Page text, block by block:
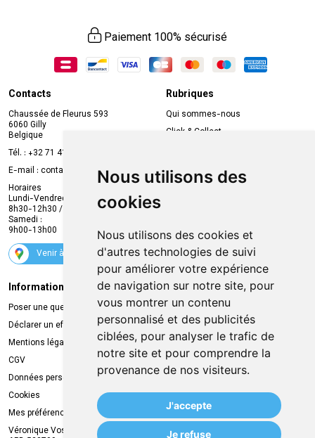
Nous utilisons des
cookies
Nous utilisons des cookies et
d'autres technologies de suivi
pour améliorer votre expérience
de navigation sur notre site, pour
vous montrer un contenu
personnalisé et des publicités
ciblées, pour analyser le trafic de
notre site et pour comprendre la
provenance de nos visiteurs.
J'accepte
Je refuse
Paiement 100% sécurisé
Contacts
Chaussée de Fleurus 593
6060 Gilly
Belgique
Tél. : +32 71 41 32 10
E-mail : contact
mvapharma.be
Horaires
Lundi-Vendredi :
8h30-12h30 / 13h30-18h30
Samedi :
9h00-13h00
Venir à la pharmacie
Rubriques
Qui sommes-nous
Click & Collect
Compte professionnel
Envoi d’ordonnance
Suivez-nous
Informations légales
Poser une question
Déclarer un effet indésirable
Mentions légales
CGV
Données personnelles
Cookies
Mes préférences Cookies
Véronique Vos
Livraison
Retrait à la pharmacie
Livraison chez vous
Livraison dans un Point Relais